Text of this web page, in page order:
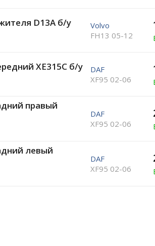
D13A б/у
Volvo
FH13 05-12
XE315C б/у
DAF
XF95 02-06
правый
DAF
XF95 02-06
левый
DAF
XF95 02-06